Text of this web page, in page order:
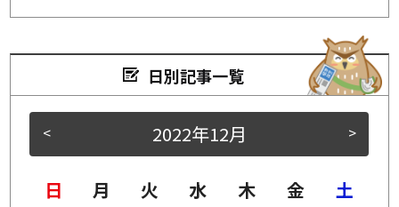
日別記事一覧
< >
2022年12月
日 月 火 水 木 金
土